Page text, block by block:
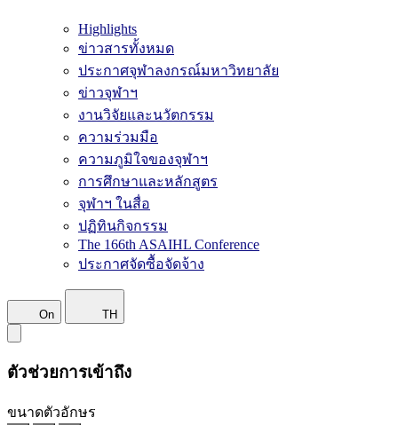
Highlights
ข่าวสารทั้งหมด
ประกาศจุฬาลงกรณ์มหาวิทยาลัย
ข่าวจุฬาฯ
งานวิจัยและนวัตกรรม
ความร่วมมือ
ความภูมิใจของจุฬาฯ
การศึกษาและหลักสูตร
จุฬาฯ ในสื่อ
ปฏิทินกิจกรรม
The 166th ASAIHL Conference
ประกาศจัดซื้อจัดจ้าง
On TH
ตัวช่วยการเข้าถึง
ขนาดตัวอักษร